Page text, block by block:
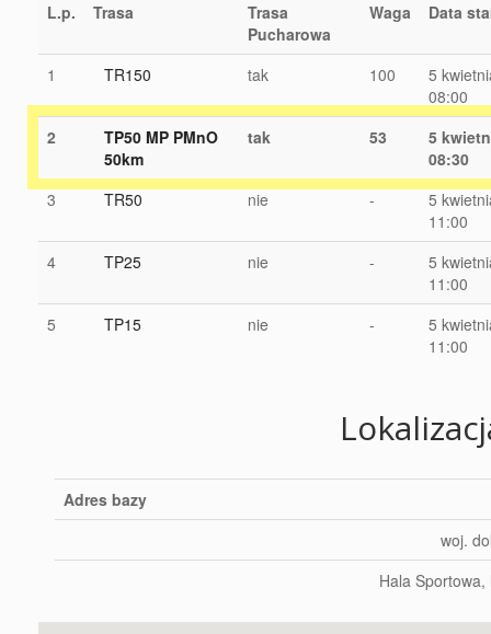
L.p. Trasa
Trasa
Pucharowa
Waga Data
1 TR150 tak 100
5
08:00
2
TP50 MP PMnO
50km
tak 53
5
08:30
3
TR50 nie -
5
11:00
4
TP25 nie -
5
11:00
5
TP15 nie -
5
11:00
Adres bazy
woj.
Hala